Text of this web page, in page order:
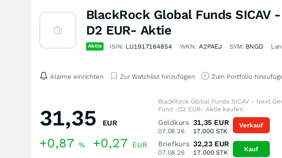
BlackRock Global Funds SICAV
D2 EUR- Aktie
Aktie ISIN: LU1917164854 WKN: A2PAEJ SYM: BNGD
Alarme einrichten Zur Watchlist hinzufügen Zum Portfolio
31,35 EUR
+0,87 % +0,27 EUR
BlackRock Global Funds SICAV - Next
Fund -D2 EUR- Aktie kaufen
Geldkurs
07.08.26
31,35 EUR
17.000STK
Briefkurs
07.08.26
32,23 EUR
17.000STK
Verkauf
Kauf